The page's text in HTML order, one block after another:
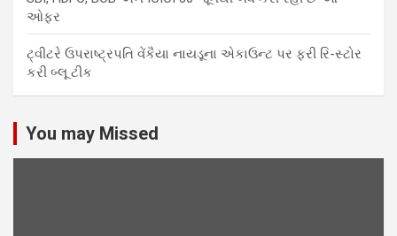
ઓફર
ટ્વીટરે ઉપરાષ્ટ્રપતિ વેંકૈયા નાયડૂના એકાઉન્ટ પર ફરી રિ-સ્ટોર
કરી બ્લૂ ટીક
You may Missed